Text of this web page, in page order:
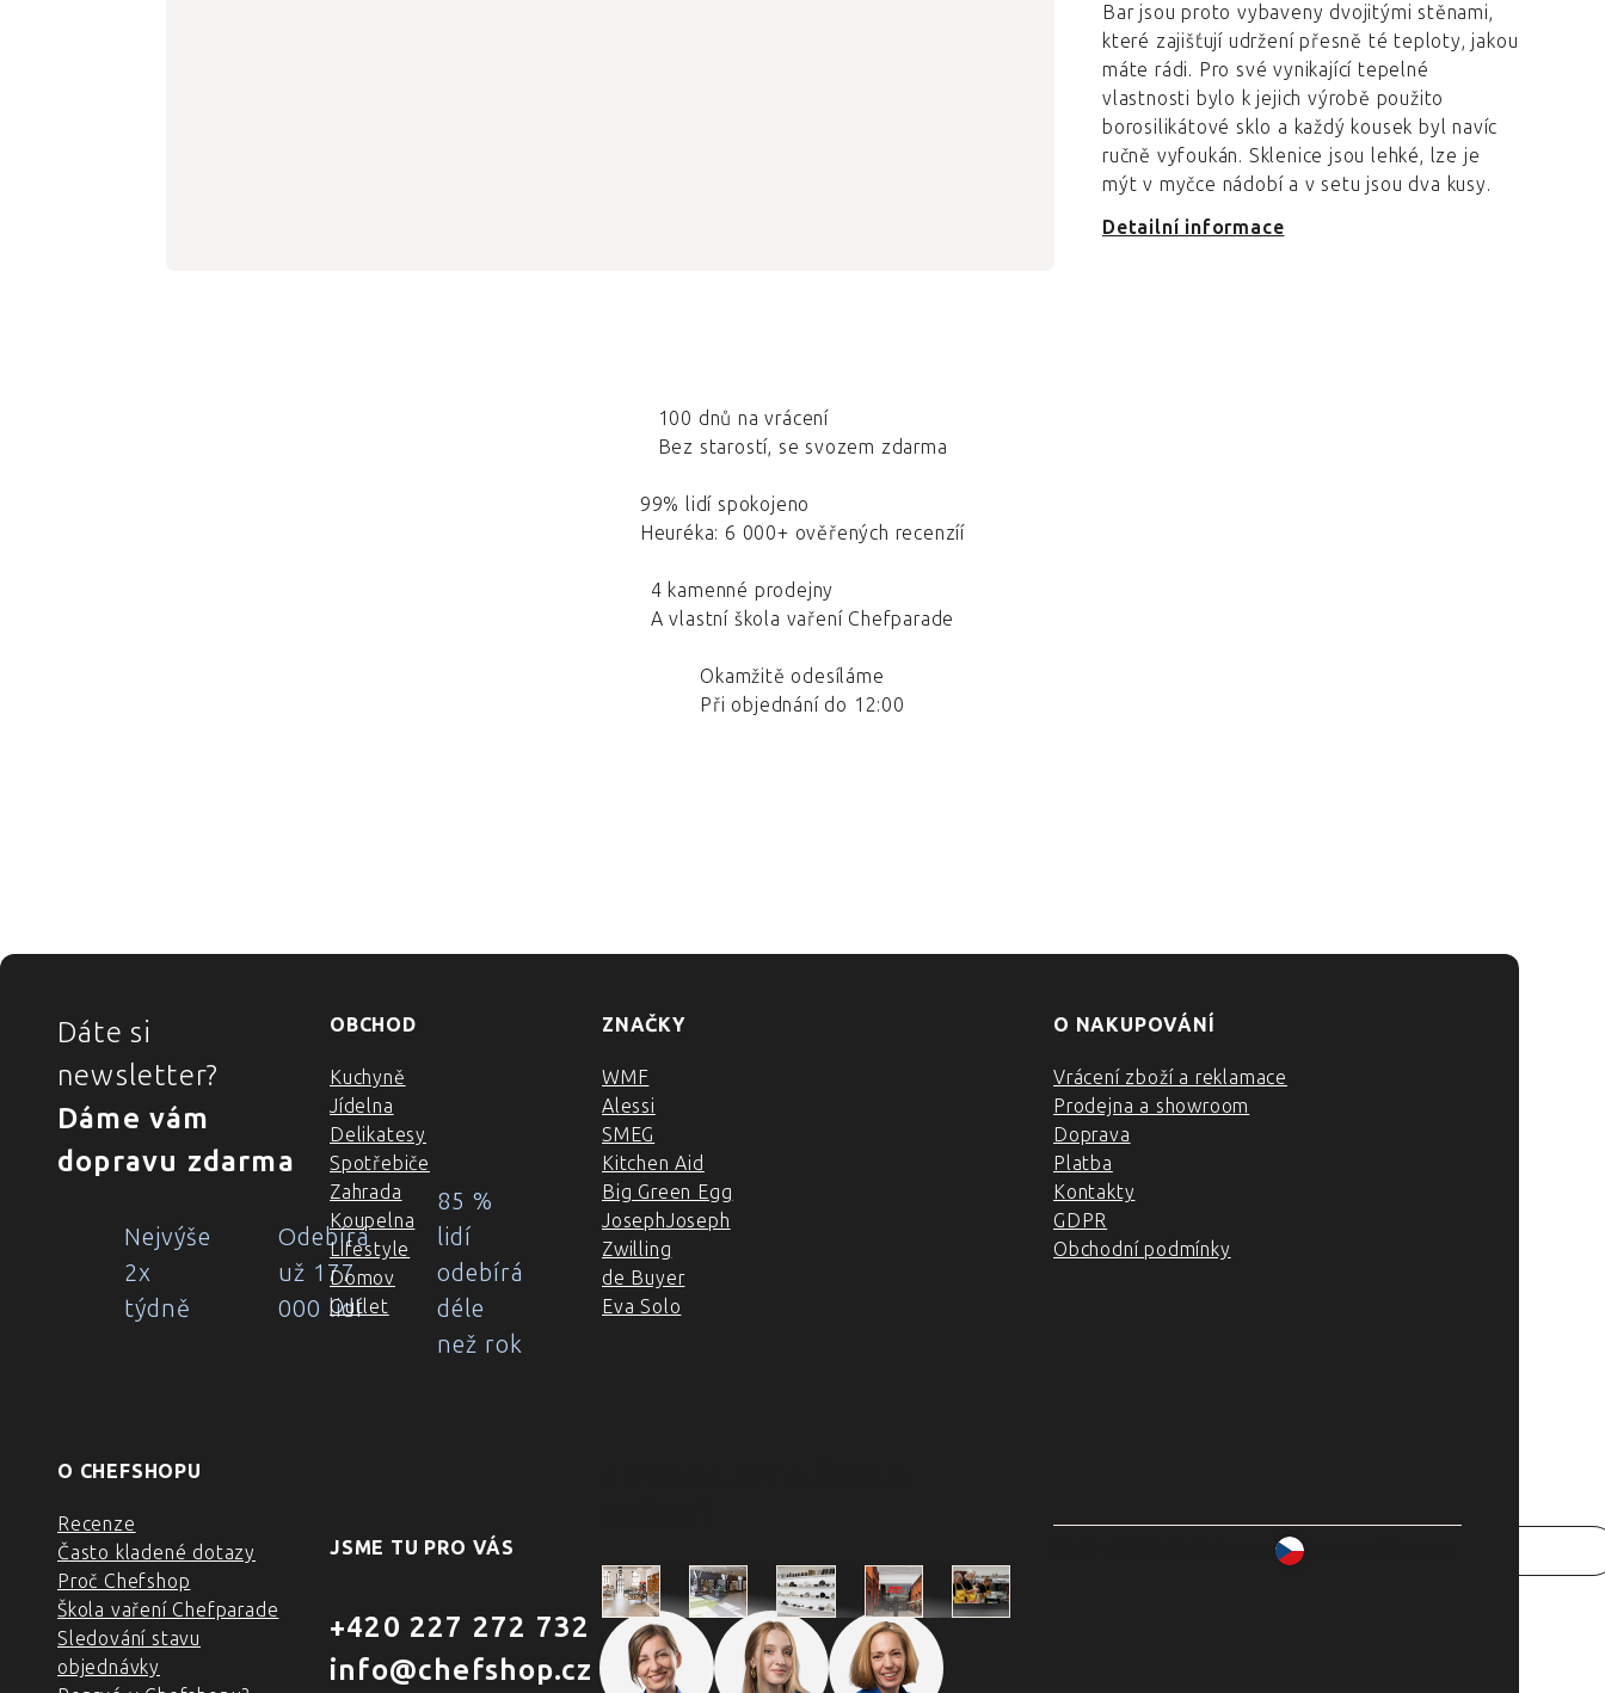
Bar jsou proto vybaveny dvojitými stěnami,
které zajišťují udržení přesně té teploty, jakou
máte rádi. Pro své vynikající tepelné
vlastnosti bylo k jejich výrobě použito
borosilikátové sklo a každý kousek byl navíc
ručně vyfoukán. Sklenice jsou lehké, lze je
mýt v myčce nádobí a v setu jsou dva kusy.
Detailní informace
100 dnů na vrácení
Bez starostí, se svozem zdarma
99% lidí spokojeno
Heuréka: 6 000+ ověřených recenzíí
4 kamenné prodejny
A vlastní škola vaření Chefparade
Okamžitě odesíláme
Při objednání do 12:00
ZÁPATÍ
Dáte si
newsletter?
Dáme vám
dopravu zdarma
Nejvýše
2x
týdně
Odebírá
už 177
000 lidí
85 %
lidí
odebírá
déle
než rok
OBCHOD
Kuchyně
Jídelna
Delikatesy
Spotřebiče
Zahrada
Koupelna
Lifestyle
Domov
Outlet
ZNAČKY
WMF
Alessi
SMEG
Kitchen Aid
Big Green Egg
JosephJoseph
Zwilling
de Buyer
Eva Solo
O NAKUPOVÁNÍ
Vrácení zboží a reklamace
Prodejna a showroom
Doprava
Platba
Kontakty
GDPR
Obchodní podmínky
O CHEFSHOPU
Recenze
Často kladené dotazy
Proč Chefshop
Škola vaření Chefparade
Sledování stavu
objednávky
JSME TU PRO VÁS
+420 227 272 732
info@chefshop.cz
Praha Praha
Outlet
Brno
www.chefshop.cz